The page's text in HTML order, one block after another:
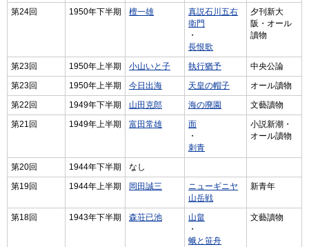
第24回
1950年下半期 檀一雄
真説石川五右
衛門
・
長恨歌
夕刊新大
阪・オール
讀物
第23回 1950年上半期 小山いと子 執行猶予
中央公論
第23回
1950年上半期 今日出海 天皇の帽子
オール讀物
第22回
1949年下半期 山田克郎 海の廃園
文藝讀物
第21回
1949年上半期 富田常雄
面
・
刺青
小説新潮・
オール讀物
第20回 1944年下半期
なし
第19回
1944年上半期 岡田誠三
ニューギニヤ
山岳戦
新青年
第18回 1943年下半期 森荘已池
山畠
・
蛾と笹舟
文藝讀物